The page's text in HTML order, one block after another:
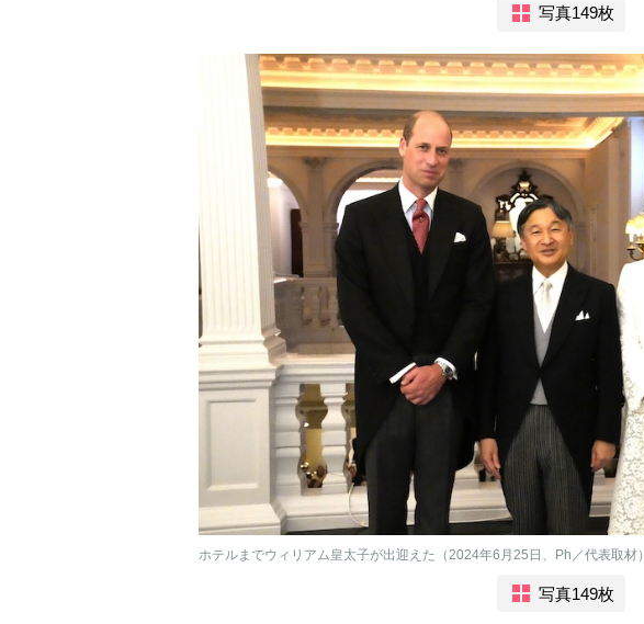
写真149枚
ホテルまでウィリアム皇太子が出迎えた（2024年6月25日、Ph／代表取材）
写真149枚